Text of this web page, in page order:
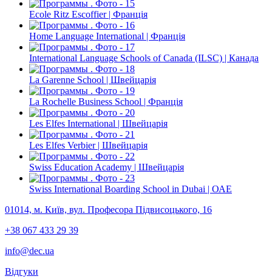
Ecole Ritz Escoffier | Франція
Home Language International | Франція
International Language Schools of Canada (ILSC) | Канада
La Garenne School | Швейцарія
La Rochelle Business School | Франція
Les Elfes International | Швейцарія
Les Elfes Verbier | Швейцарія
Swiss Education Academy | Швейцарія
Swiss International Boarding School in Dubai | ОАЕ
01014, м. Київ, вул. Професора Підвисоцького, 16
+38 067 433 29 39
info@dec.ua
Відгуки